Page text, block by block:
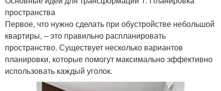
пространства
Первое, что нужно сделать при обустройстве небольшой
квартиры, – это правильно распланировать
пространство. Существует несколько вариантов
планировки, которые помогут максимально эффективно
использовать каждый уголок.